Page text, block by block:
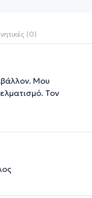
(0)
Μου
Τον